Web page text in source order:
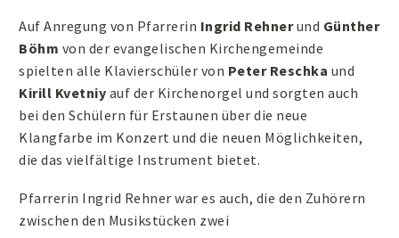
Auf Anregung von Pfarrerin Ingrid Rehnerund Günther
Böhm von der evangelischen Kirchengemeinde
spielten alle Klavierschüler von Peter Reschka und
Kirill Kvetniy auf der Kirchenorgel und sorgten auch
bei den Schülern für Erstaunen über die neue
Klangfarbe im Konzert und die neuen Möglichkeiten,
die das vielfältige Instrument bietet.
Pfarrerin Ingrid Rehner war es auch, die den Zuhörern
zwischen den Musikstücken zwei